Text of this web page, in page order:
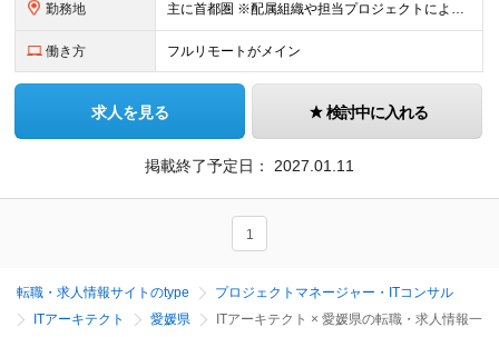
勤務地 主に首都圏 ※配属組織や担当プロジェクトにより異なります
働き方 フルリモートがメイン
求人を見る 検討中に入れる
掲載終了予定日： 2027.01.11
1
転職・求人情報サイトのtype
プロジェクトマネージャー・ITコンサル
ITアーキテクト
愛媛県
ITアーキテクト × 愛媛県の転職・求人情報一